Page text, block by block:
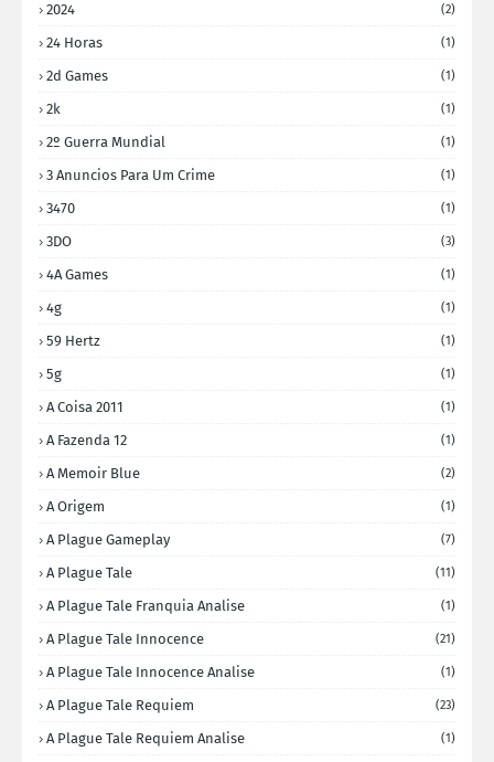
2024 (2)
24 Horas (1)
2d Games (1)
2k (1)
2º Guerra Mundial (1)
3 Anuncios Para Um Crime (1)
3470 (1)
3DO (3)
4A Games (1)
4g (1)
59 Hertz (1)
5g (1)
A Coisa 2011 (1)
A Fazenda 12 (1)
A Memoir Blue (2)
A Origem (1)
A Plague Gameplay (7)
A Plague Tale (11)
A Plague Tale Franquia Analise (1)
A Plague Tale Innocence (21)
A Plague Tale Innocence Analise (1)
A Plague Tale Requiem (23)
A Plague Tale Requiem Analise (1)